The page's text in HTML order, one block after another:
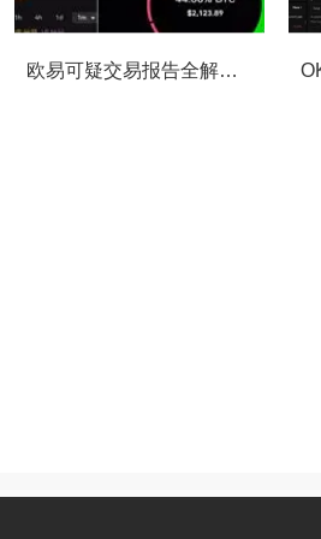
欧易可疑交易报告全解析，从识别到应对的终极指南